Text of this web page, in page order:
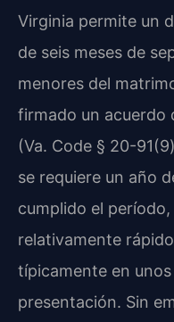
Virginia permite un
de seis meses de
menores del
firmado un acuerdo
(Va. Code § 20-
se requiere un año
cumplido el
relativamente
típicamente en
presentación. Sin